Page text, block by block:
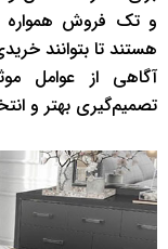
و تک فروش همواره
هستند تا بتوانند
آگاهی از عوامل
تصمیم‌گیری بهتر و